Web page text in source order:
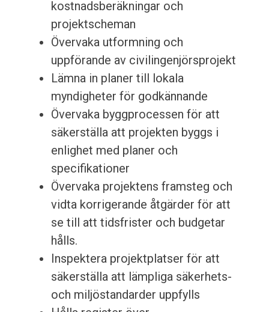
kostnadsberäkningar och
projektscheman
Övervaka utformning och
uppförande av civilingenjörsprojekt
Lämna in planer till lokala
myndigheter för godkännande
Övervaka byggprocessen för att
säkerställa att projekten byggs i
enlighet med planer och
specifikationer
Övervaka projektens framsteg och
vidta korrigerande åtgärder för att
se till att tidsfrister och budgetar
hålls.
Inspektera projektplatser för att
säkerställa att lämpliga säkerhets-
och miljöstandarder uppfylls